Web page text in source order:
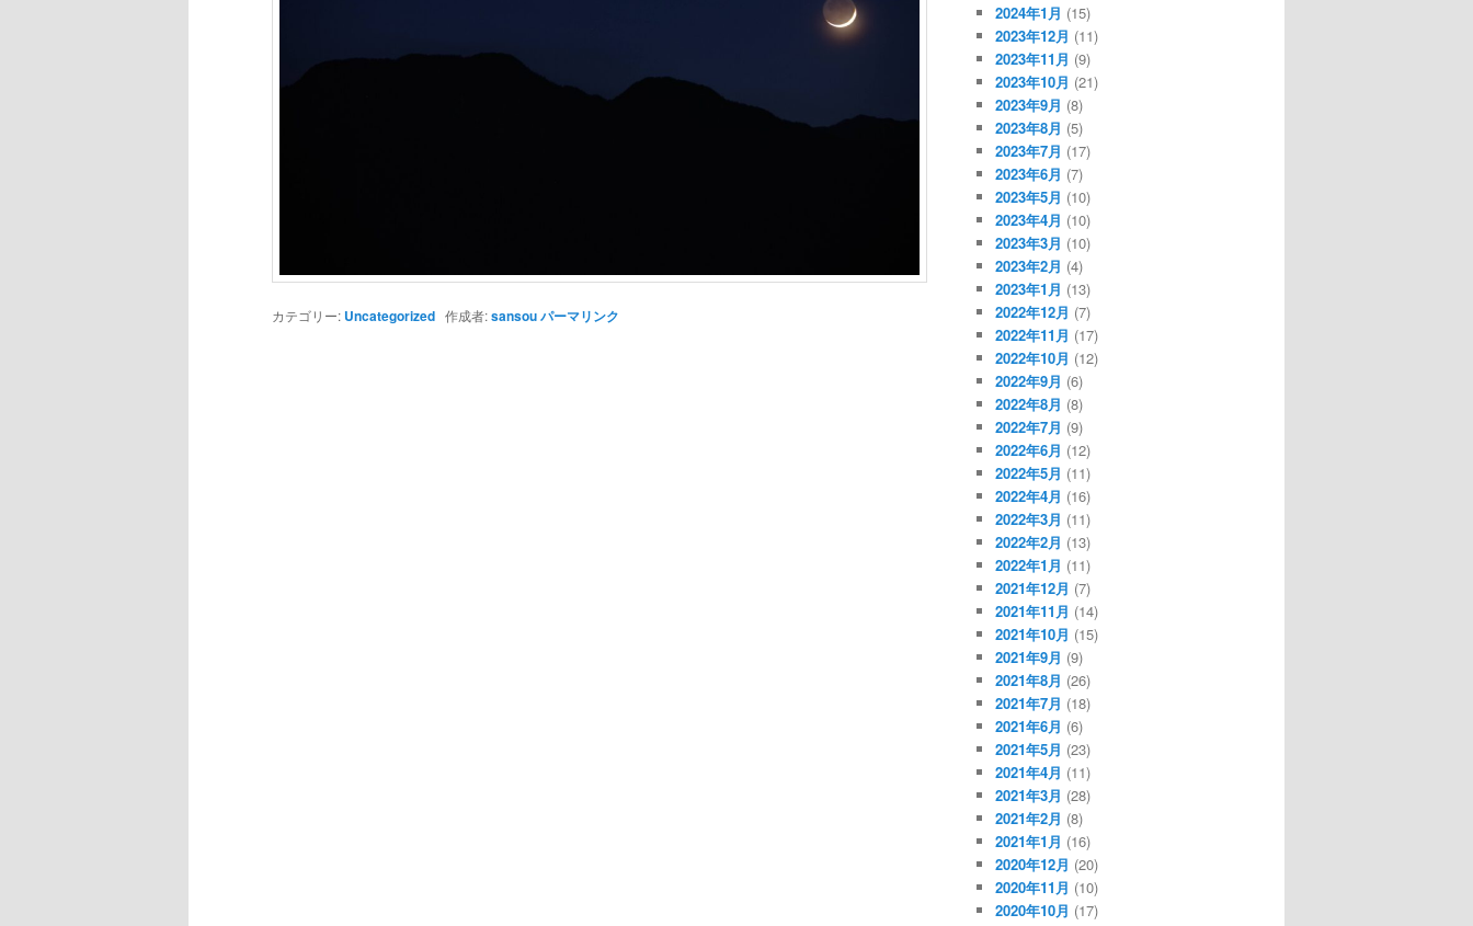
カテゴリー: Uncategorized 作成者:sansouパーマリンク
2024年1月 (15)
2023年12月 (11)
2023年11月 (9)
2023年10月 (21)
2023年9月 (8)
2023年8月 (5)
2023年7月 (17)
2023年6月 (7)
2023年5月 (10)
2023年4月 (10)
2023年3月 (10)
2023年2月 (4)
2023年1月 (13)
2022年12月 (7)
2022年11月 (17)
2022年10月 (12)
2022年9月 (6)
2022年8月 (8)
2022年7月 (9)
2022年6月 (12)
2022年5月 (11)
2022年4月 (16)
2022年3月 (11)
2022年2月 (13)
2022年1月 (11)
2021年12月 (7)
2021年11月 (14)
2021年10月 (15)
2021年9月 (9)
2021年8月 (26)
2021年7月 (18)
2021年6月 (6)
2021年5月 (23)
2021年4月 (11)
2021年3月 (28)
2021年2月 (8)
2021年1月 (16)
2020年12月 (20)
2020年11月 (10)
2020年10月 (17)